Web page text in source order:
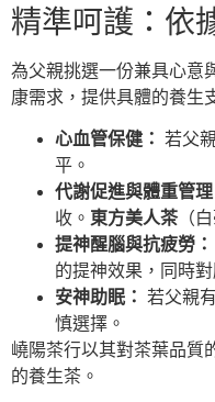
精準呵護：依
為父親挑選一份兼具心意
康需求，提供具體的養生
心血管保健： 若父
平。
代謝促進與體重管理
收。 東方美人茶（
提神醒腦與抗疲勞：
的提神效果，同時
安神助眠： 若父親
慎選擇。
嶢陽茶行以其對茶葉品質
的養生茶。